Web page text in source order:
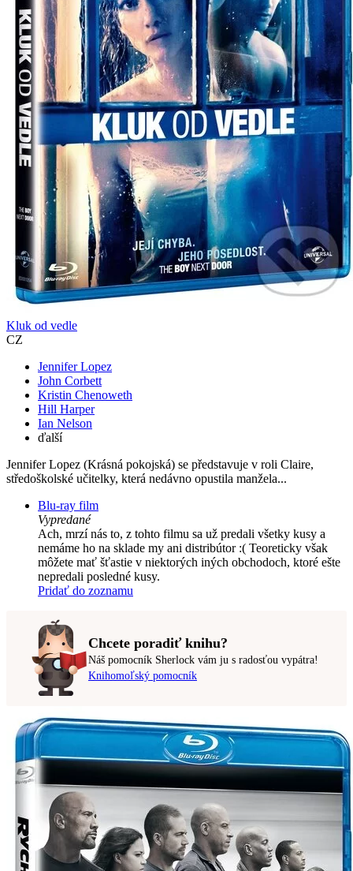
Kluk od vedle
CZ
Jennifer Lopez
John Corbett
Kristin Chenoweth
Hill Harper
Ian Nelson
ďalší
Jennifer Lopez (Krásná pokojská) se představuje v roli Claire,
středoškolské učitelky, která nedávno opustila manžela...
Blu-ray film
Vypredané
Ach, mrzí nás to, z tohto filmu sa už predali všetky kusy a
nemáme ho na sklade my ani distribútor :( Teoreticky však
môžete mať šťastie v niektorých iných obchodoch, ktoré ešte
nepredali posledné kusy.
Pridať do zoznamu
Chcete poradiť knihu?
Náš pomocník Sherlock vám ju s radosťou vypátra!
Knihomoľský pomocník